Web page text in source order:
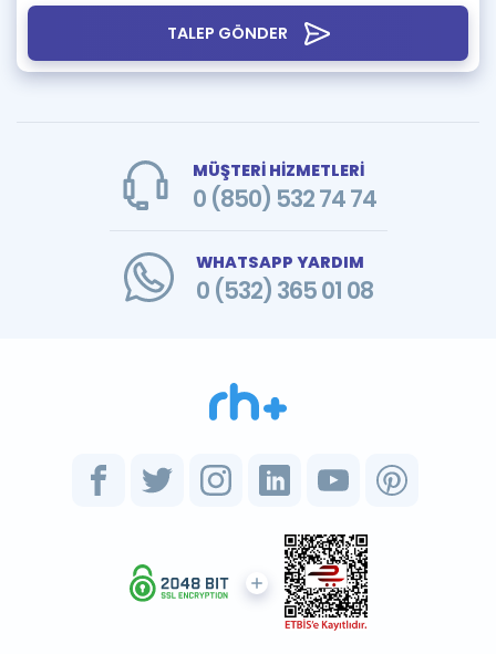
TALEP GÖNDER
MÜŞTERİ HİZMETLERİ
0 (850) 532 74 74
WHATSAPP YARDIM
0 (532) 365 01 08